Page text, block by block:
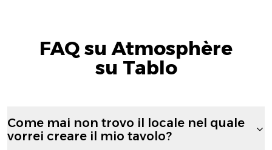
FAQ su Atmosphère
su Tablo
Come mai non trovo il locale nel quale
vorrei creare il mio tavolo?